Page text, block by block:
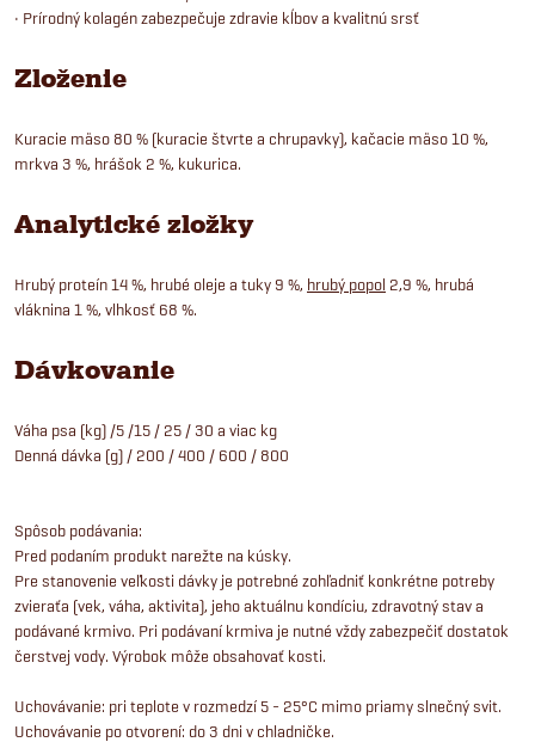
• Prírodný kolagén zabezpečuje zdravie kĺbov a kvalitnú srsť
Zloženie
Kuracie mäso 80 % (kuracie štvrte a chrupavky), kačacie mäso 10 %,
mrkva 3 %, hrášok 2 %, kukurica.
Analytické zložky
Hrubý proteín 14 %, hrubé oleje a tuky 9 %, hrubý popol 2,9 %, hrubá
vláknina 1 %, vlhkosť 68 %.
Dávkovanie
Váha psa (kg) /5 /15 / 25 / 30 a viac kg
Denná dávka (g) / 200 / 400 / 600 / 800
Spôsob podávania:
Pred podaním produkt narežte na kúsky.
Pre stanovenie veľkosti dávky je potrebné zohľadniť konkrétne potreby
zvieraťa (vek, váha, aktivita), jeho aktuálnu kondíciu, zdravotný stav a
podávané krmivo. Pri podávaní krmiva je nutné vždy zabezpečiť dostatok
čerstvej vody. Výrobok môže obsahovať kosti.
Uchovávanie: pri teplote v rozmedzí 5 - 25°C mimo priamy slnečný svit.
Uchovávanie po otvorení: do 3 dni v chladničke.